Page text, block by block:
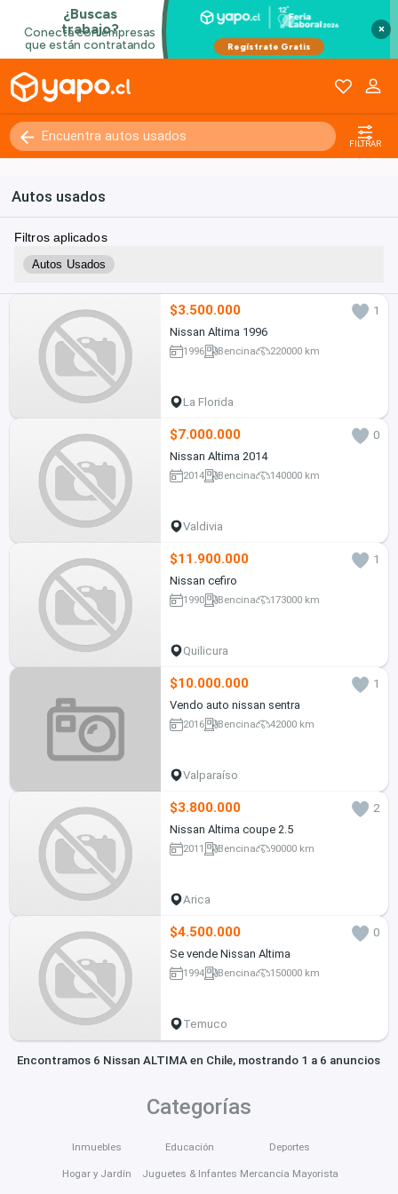
×
FILTRAR
Autos usados
Filtros aplicados
Autos Usados
$3.500.000
1
Nissan Altima 1996
1996 Bencina 220000 km
La Florida
$7.000.000
0
Nissan Altima 2014
2014 Bencina 140000 km
Valdivia
$11.900.000
1
Nissan cefiro
1990 Bencina 173000 km
Quilicura
$10.000.000
1
Vendo auto nissan sentra
2016 Bencina 42000 km
Valparaíso
$3.800.000
2
Nissan Altima coupe 2.5
2011 Bencina 90000 km
Arica
$4.500.000
0
Se vende Nissan Altima
1994 Bencina 150000 km
Temuco
Encontramos 6 Nissan ALTIMA en Chile, mostrando 1 a 6 anuncios
Categorías
Inmuebles
Hogar y Jardín
Educación
Juguetes & Infantes
Deportes
Mercancía Mayorista